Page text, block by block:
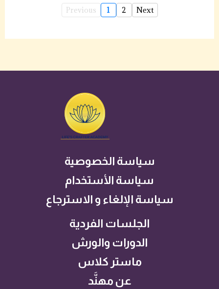
Previous 1 2 Next
سياسة الخصوصية
سياسة الأستخدام
سياسة الإلغاء و الاسترجاع
الجلسات الفردية
الدورات والورش
ماستر كلاس
عن مهنَّد